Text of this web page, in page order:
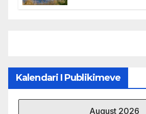
Kalendari I Publikimeve
August 2026